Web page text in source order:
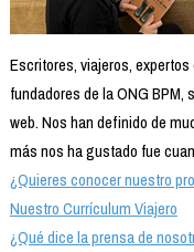
Escritores, viajeros,
fundadores de la ONG
web. Nos han definido de
más nos ha gustado fue
¿Quieres conocer nuestro
Nuestro Currículum Viajero
¿Qué dice la prensa de